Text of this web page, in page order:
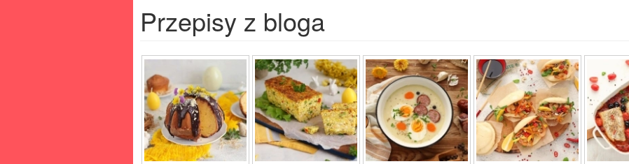
Przepisy z bloga